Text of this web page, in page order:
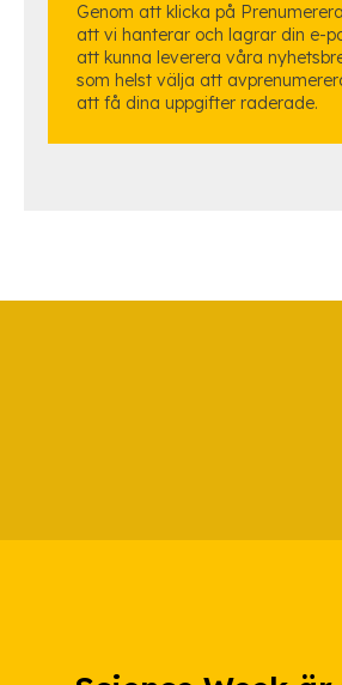
Genom att klicka på
att vi hanterar och lagrar din e-
att kunna leverera våra
som helst välja att
att få dina uppgifter raderade.